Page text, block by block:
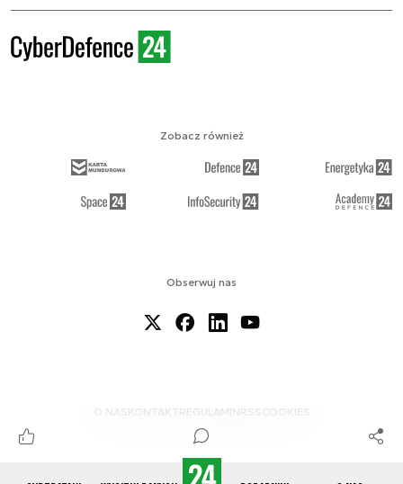
Obserwuj nas
O NAS KONTAKTREGULAMINRSS COOKIES
Zobacz również